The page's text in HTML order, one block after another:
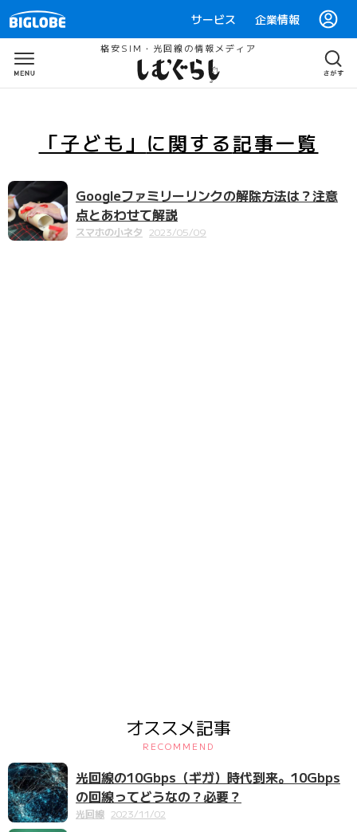
サービス 企業情報
格安SIM・光回線の情報メディア
「子ども」 に関する記事一覧
Googleファミリーリンクの解除方法は？注意
点とあわせて解説
スマホの小ネタ 2023/05/09
オススメ記事
RECOMMEND
光回線の10Gbps（ギガ）時代到来。10Gbps
の回線ってどうなの？必要？
光回線 2023/11/02